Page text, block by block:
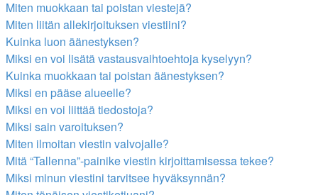
Miten muokkaan tai poistan viestejä?
Miten liitän allekirjoituksen viestiini?
Kuinka luon äänestyksen?
Miksi en voi lisätä vastausvaihtoehtoja kyselyyn?
Kuinka muokkaan tai poistan äänestyksen?
Miksi en pääse alueelle?
Miksi en voi liittää tiedostoja?
Miksi sain varoituksen?
Miten ilmoitan viestin valvojalle?
Mitä “Tallenna”-painike viestin kirjoittamisessa tekee?
Miksi minun viestini tarvitsee hyväksynnän?